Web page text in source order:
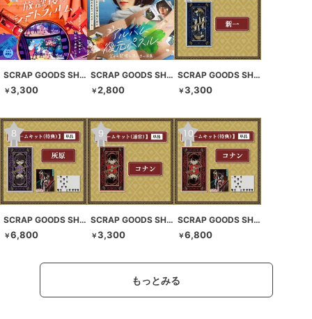
SCRAP GOODS SHOP
￥3,300
SCRAP GOODS SHOP
￥2,800
SCRAP GOODS SHOP
￥3,300
SCRAP GOODS SHOP
￥6,800
SCRAP GOODS SHOP
￥3,300
SCRAP GOODS SHOP
￥6,800
もっとみる